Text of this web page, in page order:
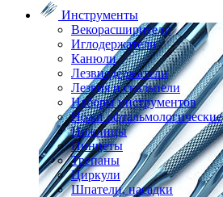
Инструменты
Векорасширители
Иглодержатели
Канюли
Лезвиедержатели
Лезвия и скальпели
Наборы инструментов
Ножи офтальмологические
Ножницы
Пинцеты
Трепаны
Циркули
Шпатели, насадки